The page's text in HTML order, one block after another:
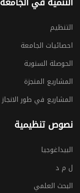
التنظيم
احصائيات الجامعة
الحوصلة السنوية
المشاريع المنجزة
المشاريع في طور الانجاز
نصوص تنظيمية
البيداغوجيا
ل م د
البحث العلمي